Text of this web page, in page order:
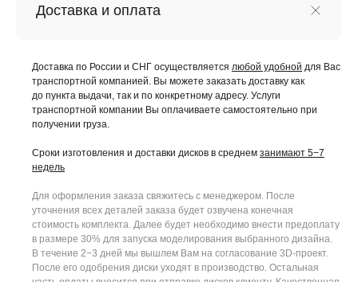
Доставка и оплата
Доставка по России и СНГ осуществляется любой удобной для Вас
транспортной компанией. Вы можете заказать доставку как
до пункта выдачи, так и по конкретному адресу. Услуги
транспортной компании Вы оплачиваете самостоятельно при
получении груза.
Сроки изготовления и доставки дисков в среднем занимают 5−7
недель
Для оформления заказа свяжитесь с менеджером. После
уточнения всех деталей заказа будет озвучена конечная
стоимость комплекта. Далее будет необходимо внести предоплату
в размере 30% для запуска моделирования выбранного дизайна.
В течение 2−3 дней мы вышлем Вам на согласование 3D-проект.
После его одобрения диски уходят в производство. Остальная